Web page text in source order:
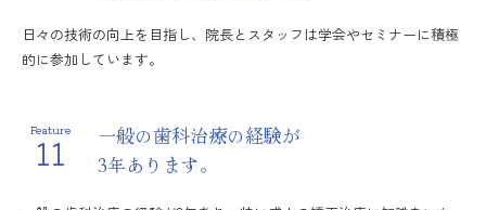
日々の技術の向上を目指し、院長とスタッフは学会やセミナーに積極
的に参加しています。
Feature
11
一般の歯科治療の経験が
3年あります。